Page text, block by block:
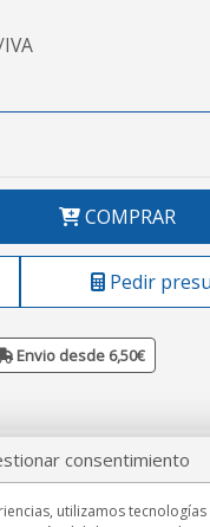
COMPRAR
Pedir
Envio desde 6,50€
consentimiento
utilizamos